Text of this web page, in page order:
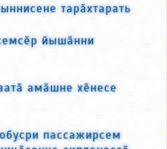
тарӑхтарать
йышӑнни
амӑшне хӗнесе
пассажирсем